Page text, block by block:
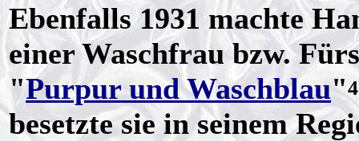
Ebenfalls 1931 machte
einer Waschfrau bzw.
"Purpur und Waschblau"
besetzte sie in seinem